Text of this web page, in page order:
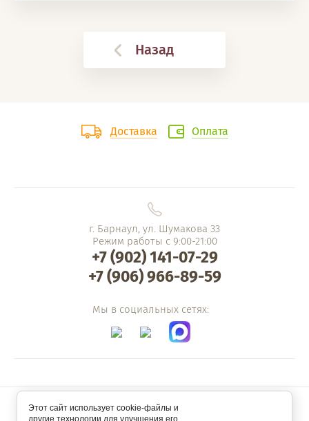
Назад
Доставка Оплата
г. Барнаул, ул. Шумакова 33
Режим работы с 9:00-21:00
+7 (902) 141-07-29
+7 (906) 966-89-59
Мы в социальных сетях:
Этот сайт использует cookie-файлы и
другие технологии для улучшения его